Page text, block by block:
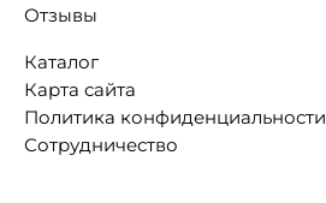
Отзывы
Каталог
Карта сайта
Политика конфиденциальности
Сотрудничество